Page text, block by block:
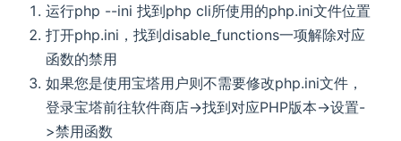
运行php --ini 找到php cli所使用的php.ini文件位置
打开php.ini，找到disable_functions一项解除对应
函数的禁用
如果您是使用宝塔用户则不需要修改php.ini文件，
登录宝塔前往软件商店->找到对应PHP版本->设置-
>禁用函数